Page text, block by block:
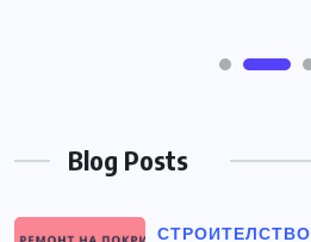
Blog Posts
СТРОИТЕЛСТВО